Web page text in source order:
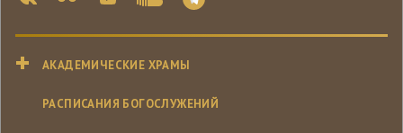
АКАДЕМИЧЕСКИЕ ХРАМЫ
РАСПИСАНИЯ БОГОСЛУЖЕНИЙ